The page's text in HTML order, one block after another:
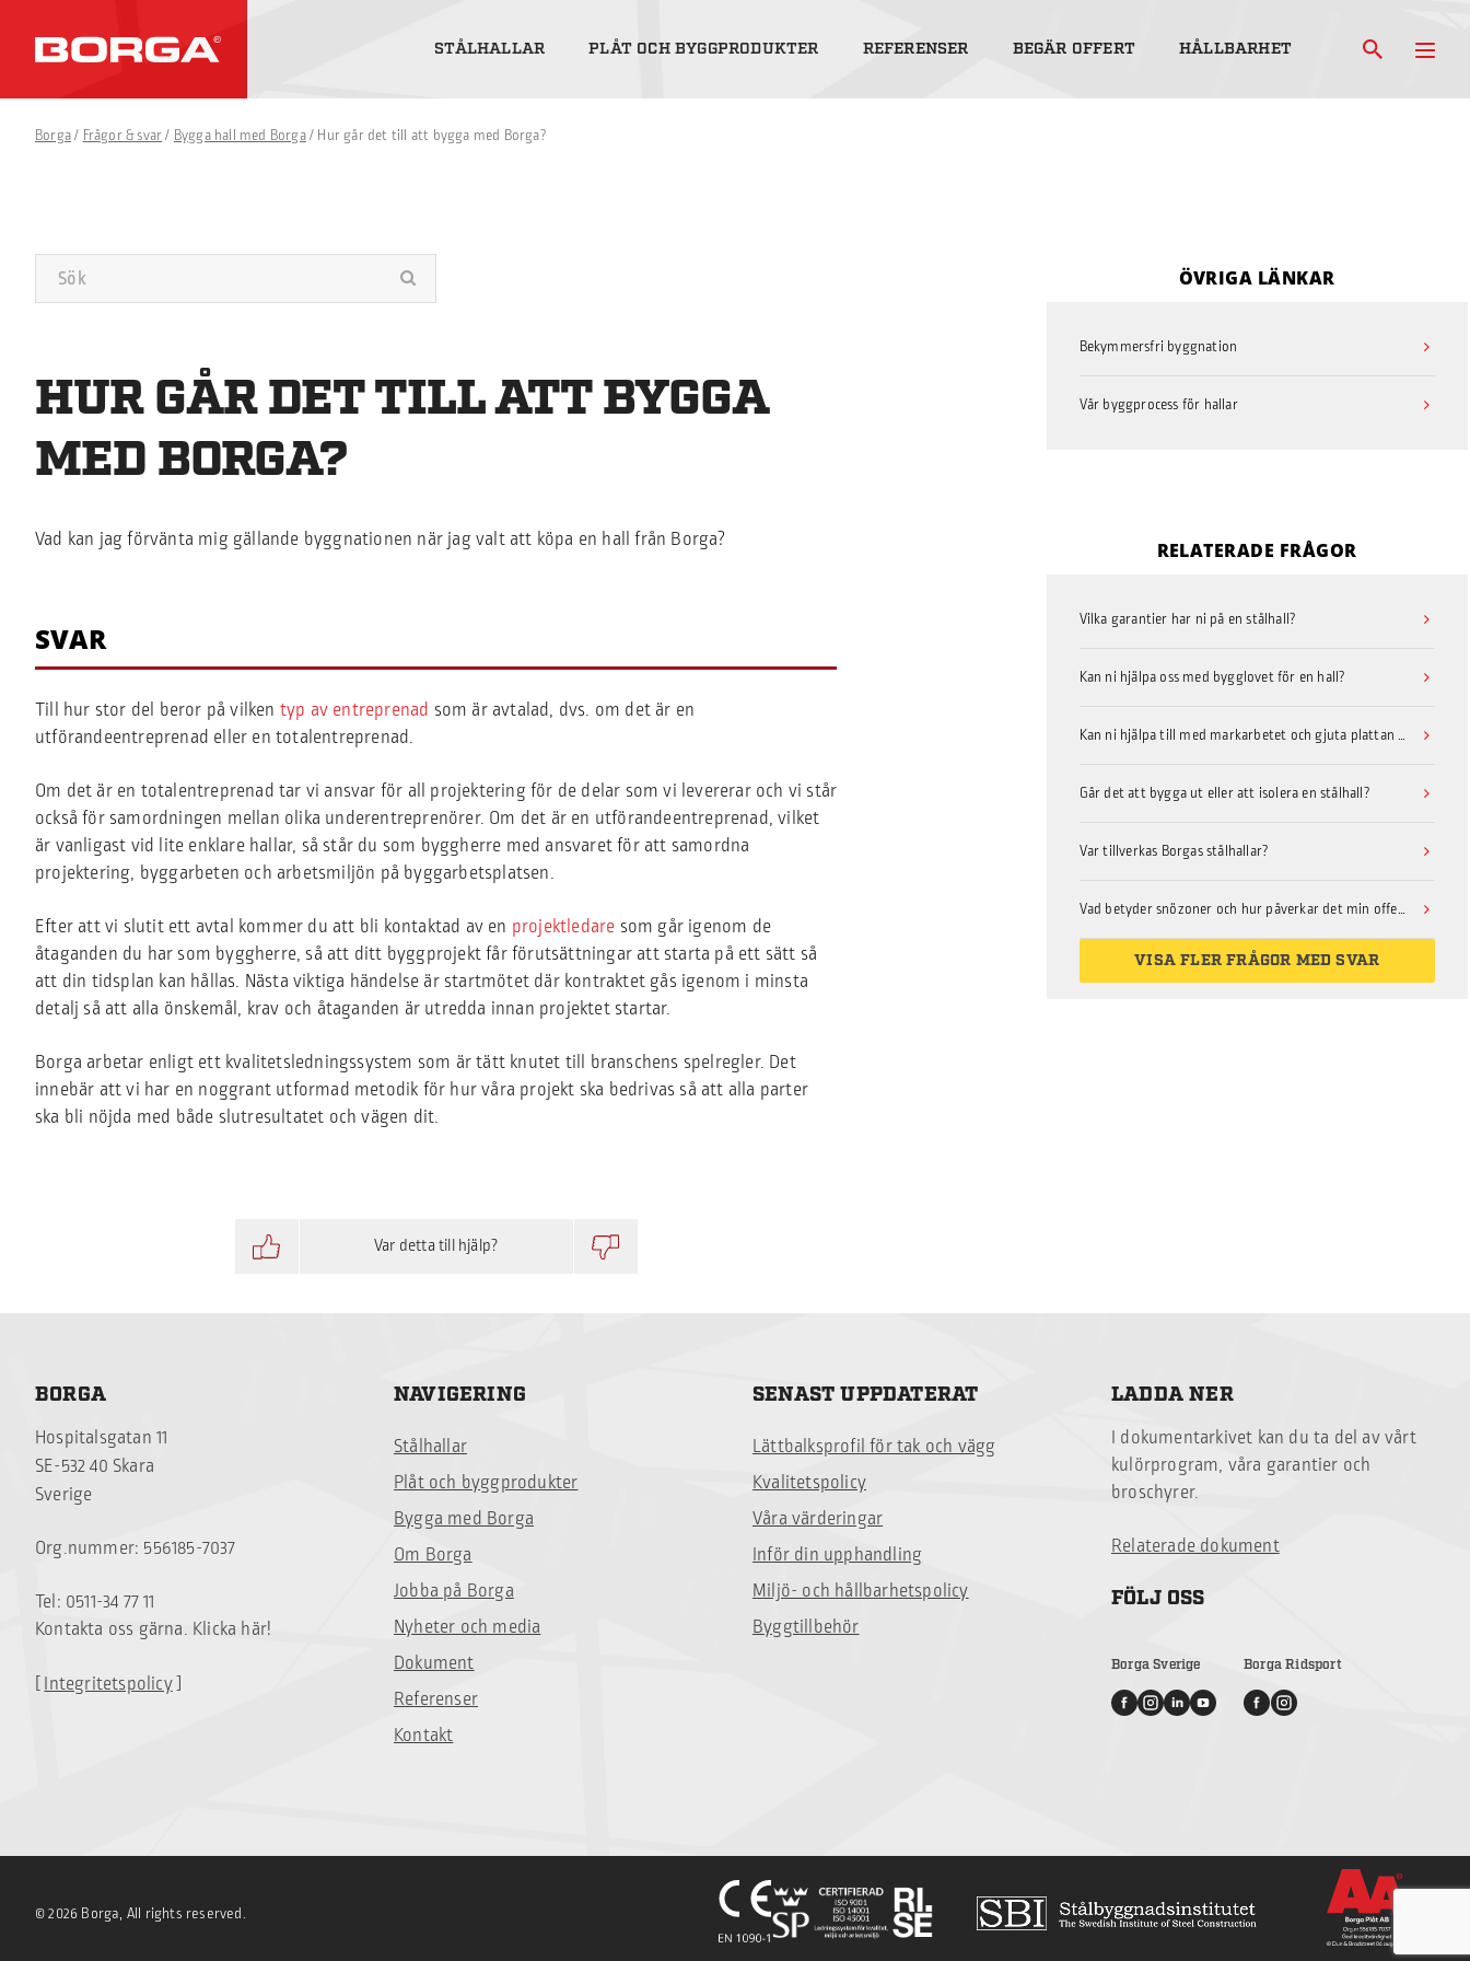
STÅLHALLAR PLÅT OCH BYGGPRODUKTER REFERENSER BEGÄR OFFERT HÅLLBARHET
Borga/ Frågor & svar/ Bygga hall med Borga/ Hur går det till att bygga med Borga?
HUR GÅR DET TILL ATT BYGGA
MED BORGA?
Vad kan jag förvänta mig gällande byggnationen när jag valt att köpa en hall från Borga?
SVAR
Till hur stor del beror på vilken typ av entreprenad som är avtalad, dvs. om det är en
utförandeentreprenad eller en totalentreprenad.
Om det är en totalentreprenad tar vi ansvar för all projektering för de delar som vi levererar och vi står
också för samordningen mellan olika underentreprenörer. Om det är en utförandeentreprenad, vilket
är vanligast vid lite enklare hallar, så står du som byggherre med ansvaret för att samordna
projektering, byggarbeten och arbetsmiljön på byggarbetsplatsen.
Efter att vi slutit ett avtal kommer du att bli kontaktad av en projektledare som går igenom de
åtaganden du har som byggherre, så att ditt byggprojekt får förutsättningar att starta på ett sätt så
att din tidsplan kan hållas. Nästa viktiga händelse är startmötet där kontraktet gås igenom i minsta
detalj så att alla önskemål, krav och åtaganden är utredda innan projektet startar.
Borga arbetar enligt ett kvalitetsledningssystem som är tätt knutet till branschens spelregler. Det
innebär att vi har en noggrant utformad metodik för hur våra projekt ska bedrivas så att alla parter
ska bli nöjda med både slutresultatet och vägen dit.
Var detta till hjälp?
ÖVRIGA LÄNKAR
Bekymmersfri byggnation
Vår byggprocess för hallar
RELATERADE FRÅGOR
Vilka garantier har ni på en stålhall?
Kan ni hjälpa oss med bygglovet för en hall?
Kan ni hjälpa till med markarbetet och gjuta plattan till min hallbyggnad?
Går det att bygga ut eller att isolera en stålhall?
Var tillverkas Borgas stålhallar?
Vad betyder snözoner och hur påverkar det min offert på hall?
VISA FLER FRÅGOR MED SVAR
BORGA
Hospitalsgatan 11
SE-532 40 Skara
Sverige
Org.nummer: 556185-7037
Tel: 0511-34 77 11
Kontakta oss gärna. Klicka här!
[Integritetspolicy]
NAVIGERING
Stålhallar
Plåt och byggprodukter
Bygga med Borga
Om Borga
Jobba på Borga
Nyheter och media
Dokument
Referenser
Kontakt
SENAST UPPDATERAT
Lättbalksprofil för tak och vägg
Kvalitetspolicy
Våra värderingar
Inför din upphandling
Miljö- och hållbarhetspolicy
Byggtillbehör
LADDA NER
I dokumentarkivet kan du ta del av vårt
kulörprogram, våra garantier och
broschyrer.
Relaterade dokument
FÖLJ OSS
Borga Sverige Borga Ridsport
© 2026 Borga, All rights reserved.